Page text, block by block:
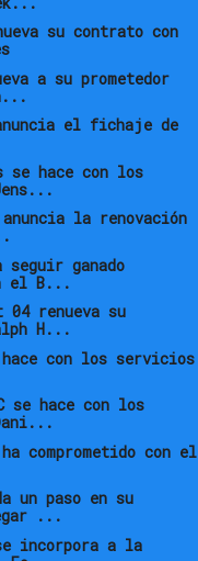
su contrato con
a su prometedor
el fichaje de
se hace con los
la renovación
ganado
el B...
renueva su
H...
con los servicios
se hace con los
comprometido con el
un paso en su
...
incorpora a la